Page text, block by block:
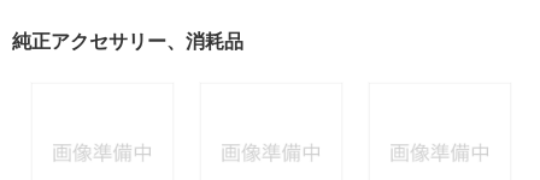
純正アクセサリー、消耗品